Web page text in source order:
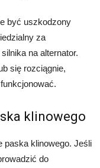
być uszkodzony
za
na alternator.
się rozciągnie,
klinowego
paska klinowego. Jeśli
do